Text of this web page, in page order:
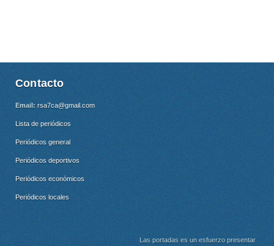
Contacto
Email: rsa7ca@gmail.com
Lista de periódicos
Periódicos general
Periódicos deportivos
Periódicos económicos
Periódicos locales
Las portadas es un esfuerzo presentar